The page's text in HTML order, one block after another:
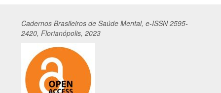
Cadernos Brasileiros de Saúde Mental, e-ISSN 2595-
2420, Florianópolis, 2023